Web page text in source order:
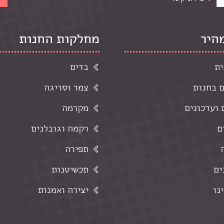
בחנות
ועדכונים
מחלקות החנות
בדים
צמר וסריגה
מקרמה
רקמה וגובלנים
תפירה
תכשיטנות
יצירה ואמנות